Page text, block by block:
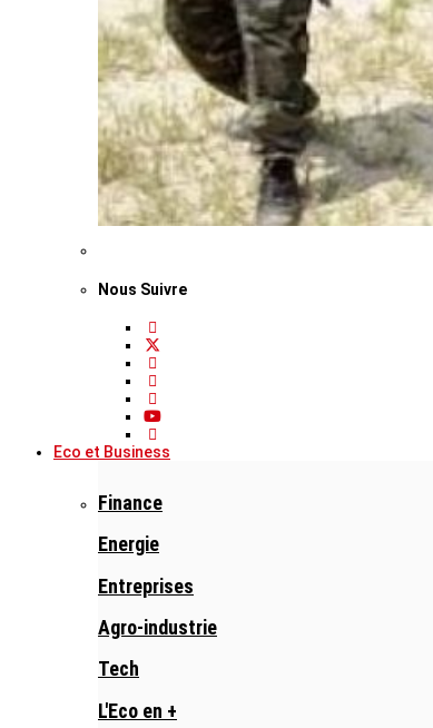
Nous Suivre
Eco et Business
Finance
Energie
Entreprises
Agro-industrie
Tech
L'Eco en +